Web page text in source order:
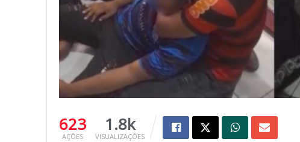
623
AÇÕES
1.8k
VISUALIZAÇÕES